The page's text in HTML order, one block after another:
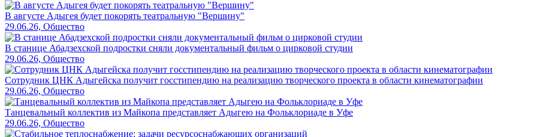
В августе Адыгея будет покорять театральную "Вершину"
29.06.26, Общество
В станице Абадзехской подростки сняли документальный фильм о цирковой студии
29.06.26, Общество
Сотрудник ЦНК Адыгейска получит госстипендию на реализацию творческого проекта в области кинематографии
29.06.26, Общество
Танцевальный коллектив из Майкопа представляет Адыгею на Фольклориаде в Уфе
29.06.26, Общество